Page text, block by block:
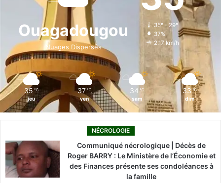
o
k
i
n
g
r
k
Ouagadougou
Nuages Dispersés
35º - 29º
37%
2.17 km/h
35 ℃
jeu
37 ℃
ven
34 ℃
sam
33 ℃
dim
NÉCROLOGIE
Communiqué nécrologique | Décès de
Roger BARRY : Le Ministère de l’Économie et
des Finances présente ses condoléances à
la famille